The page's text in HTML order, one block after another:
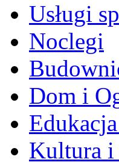
Usługi
Noclegi
Dom i
Kultura